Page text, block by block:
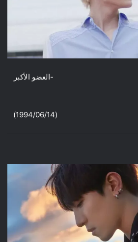
-قائد الفرقة: Taeyong -العضو الأكبر